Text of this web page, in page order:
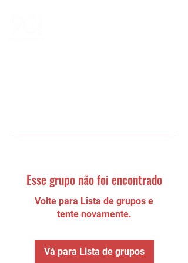
Esse grupo não foi encontrado
Volte para Lista de grupos e
tente novamente.
Vá para Lista de grupos